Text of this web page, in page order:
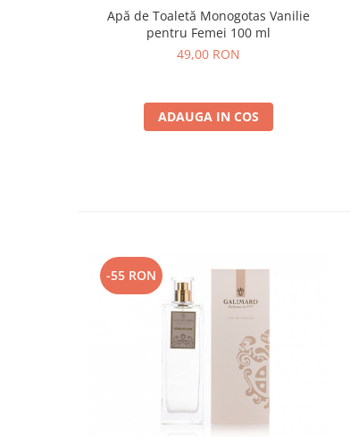
Apă de Toaletă Monogotas Vanilie
pentru Femei 100 ml
49,00 RON
ADAUGA IN COS
-55 RON